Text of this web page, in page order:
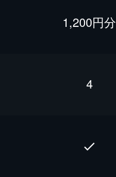
1,200円分
4